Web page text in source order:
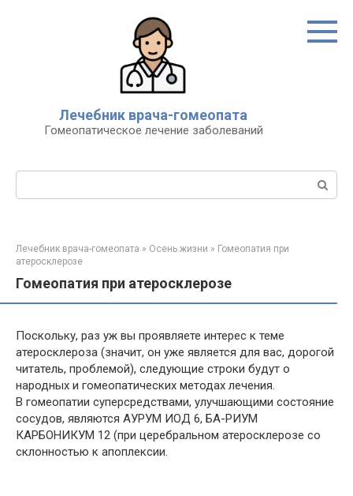
Лечебник врача-гомеопата
Гомеопатическое лечение заболеваний
Поиск:
Лечебник врача-гомеопата » Осень жизни » Гомеопатия при
атеросклерозе
Гомеопатия при атеросклерозе
Поскольку, раз уж вы проявляете интерес к теме
атеросклероза (значит, он уже является для вас, дорогой
читатель, проблемой), следующие строки будут о
народных и гомеопатических методах лечения.
В гомеопатии суперсредствами, улучшающими состояние
сосудов, являются АУРУМ ИОД 6, БА-РИУМ
КАРБОНИКУМ 12 (при церебральном атеросклерозе со
склонностью к апоплексии.